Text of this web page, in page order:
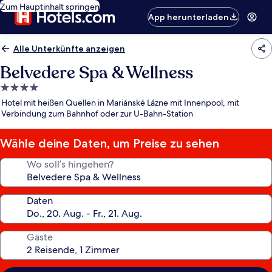
Zum Hauptinhalt springen
App herunterladen
Alle Unterkünfte anzeigen
Belvedere Spa & Wellness
4.0-
Sterne-
Unterkunft
Hotel mit heißen Quellen in Mariánské Lázne mit Innenpool, mit
Verbindung zum Bahnhof oder zur U-Bahn-Station
Wähle deine Daten, um Preise zu sehen
Wo soll’s hingehen?
Daten
Gäste